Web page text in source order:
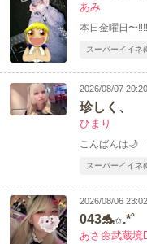
あみ
本日金曜日〜
スーパーイイネ
2026/08/07 20:20
珍しく、
ひまり
こんばんは🌙
スーパーイイネ
2026/08/06 23:02
043🐬✩.*˚
あさ🌼武蔵境